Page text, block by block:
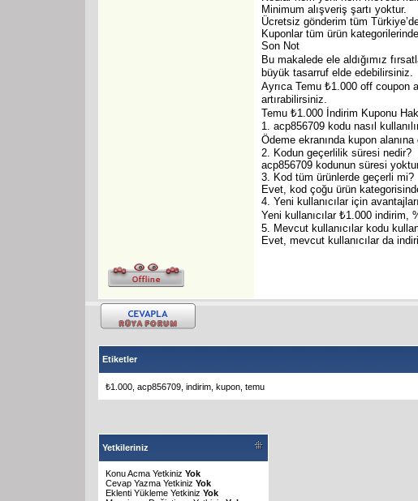
Minimum alışveriş şartı yoktur.
Ücretsiz gönderim tüm
Kuponlar tüm ürün
Son Not
Bu makalede ele aldığımız
büyük tasarruf elde edebilirsiniz.
Ayrıca Temu ₺1.000 off coupon
artırabilirsiniz.
Temu ₺1.000 İndirim Kuponu
1. acp856709 kodu nasıl
Ödeme ekranında kupon
2. Kodun geçerlilik süresi nedir?
acp856709 kodunun süresi
3. Kod tüm ürünlerde geçerli mi?
Evet, kod çoğu ürün
4. Yeni kullanıcılar için
Yeni kullanıcılar ₺1.000 indirim,
5. Mevcut kullanıcılar kodu
Evet, mevcut kullanıcılar da
Etiketler
₺1.000 acp856709 indirim kupon temu
Yetkileriniz
Konu Acma Yetkiniz Yok
Cevap Yazma Yetkiniz Yok
Eklenti Yükleme Yetkiniz Yok